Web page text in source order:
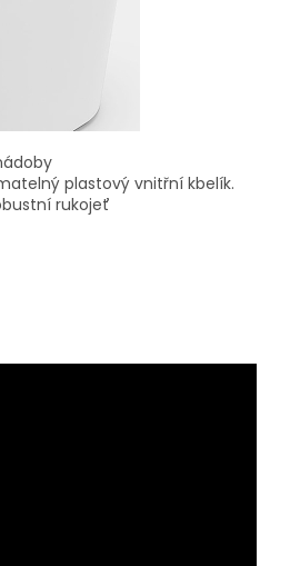
plastový vnitřní kbelík.
rukojeť